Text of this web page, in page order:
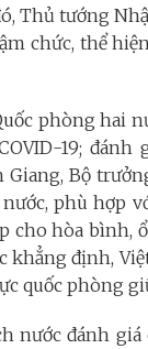
Thủ tướng
chức, thể
phòng hai
19; đánh
Bộ
phù hợp
cho hòa bình,
định,
quốc phòng
nước đánh